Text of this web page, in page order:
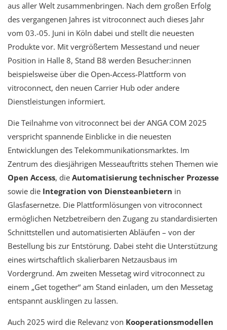
aus aller Welt zusammenbringen. Nach dem großen Erfolg
des vergangenen Jahres ist vitroconnect auch dieses Jahr
vom 03.-05. Juni in Köln dabei und stellt die neuesten
Produkte vor. Mit vergrößertem Messestand und neuer
Position in Halle 8, Stand B8 werden Besucher:innen
beispielsweise über die Open-Access-Plattform von
vitroconnect, den neuen Carrier Hub oder andere
Dienstleistungen informiert.
Die Teilnahme von vitroconnect bei der ANGA COM 2025
verspricht spannende Einblicke in die neuesten
Entwicklungen des Telekommunikationsmarktes. Im
Zentrum des diesjährigen Messeauftritts stehen Themen wie
Open Access, die Automatisierung technischer Prozesse
sowie die Integration von Diensteanbietern in
Glasfasernetze. Die Plattformlösungen von vitroconnect
ermöglichen Netzbetreibern den Zugang zu standardisierten
Schnittstellen und automatisierten Abläufen – von der
Bestellung bis zur Entstörung. Dabei steht die Unterstützung
eines wirtschaftlich skalierbaren Netzausbaus im
Vordergrund. Am zweiten Messetag wird vitroconnect zu
einem „Get together“ am Stand einladen, um den Messetag
entspannt ausklingen zu lassen.
Auch 2025 wird die Relevanz von Kooperationsmodellen